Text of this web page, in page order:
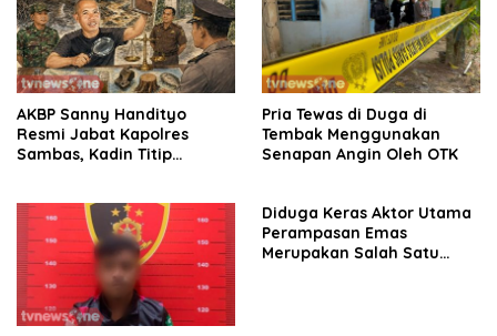
AKBP Sanny Handityo
Resmi Jabat Kapolres
Sambas, Kadin Titip
Pria Tewas di Duga di
Tembak Menggunakan
Senapan Angin Oleh OTK
Diduga Keras Aktor Utama
Perampasan Emas
Merupakan Salah Satu